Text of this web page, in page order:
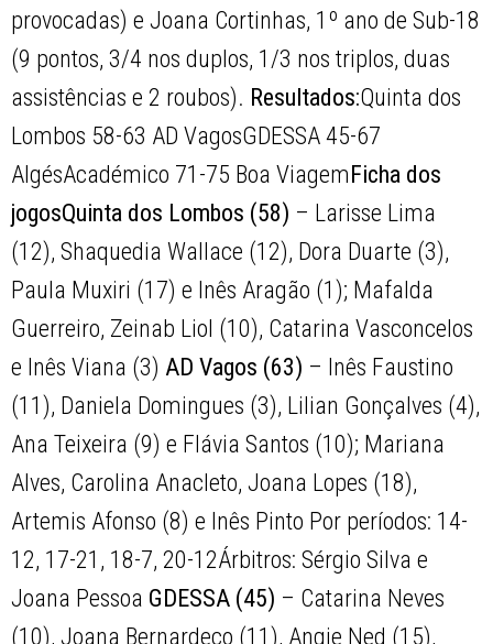
provocadas) e Joana Cortinhas, 1º ano de Sub-18
(9 pontos, 3/4 nos duplos, 1/3 nos triplos, duas
assistências e 2 roubos). Resultados:Quinta dos
Lombos 58-63 AD VagosGDESSA 45-67
AlgésAcadémico 71-75 Boa Viagem Ficha dos
jogosQuinta dos Lombos (58) – Larisse Lima
(12), Shaquedia Wallace (12), Dora Duarte (3),
Paula Muxiri (17) e Inês Aragão (1); Mafalda
Guerreiro, Zeinab Liol (10), Catarina Vasconcelos
e Inês Viana (3) AD Vagos (63) – Inês Faustino
(11), Daniela Domingues (3), Lilian Gonçalves (4),
Ana Teixeira (9) e Flávia Santos (10); Mariana
Alves, Carolina Anacleto, Joana Lopes (18),
Artemis Afonso (8) e Inês Pinto Por períodos: 14-
12, 17-21, 18-7, 20-12Árbitros: Sérgio Silva e
Joana Pessoa GDESSA (45) – Catarina Neves
(10), Joana Bernardeco (11), Angie Ned (15),